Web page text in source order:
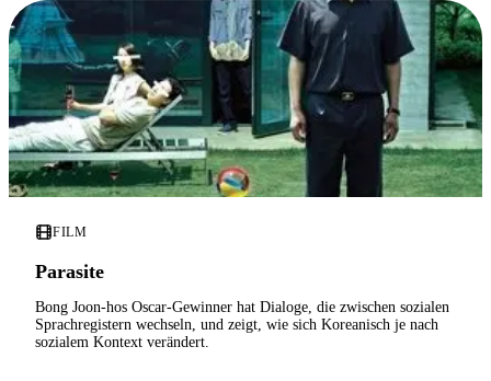
FILM
Parasite
Bong Joon-hos Oscar-Gewinner hat Dialoge, die zwischen sozialen
Sprachregistern wechseln, und zeigt, wie sich Koreanisch je nach
sozialem Kontext verändert.